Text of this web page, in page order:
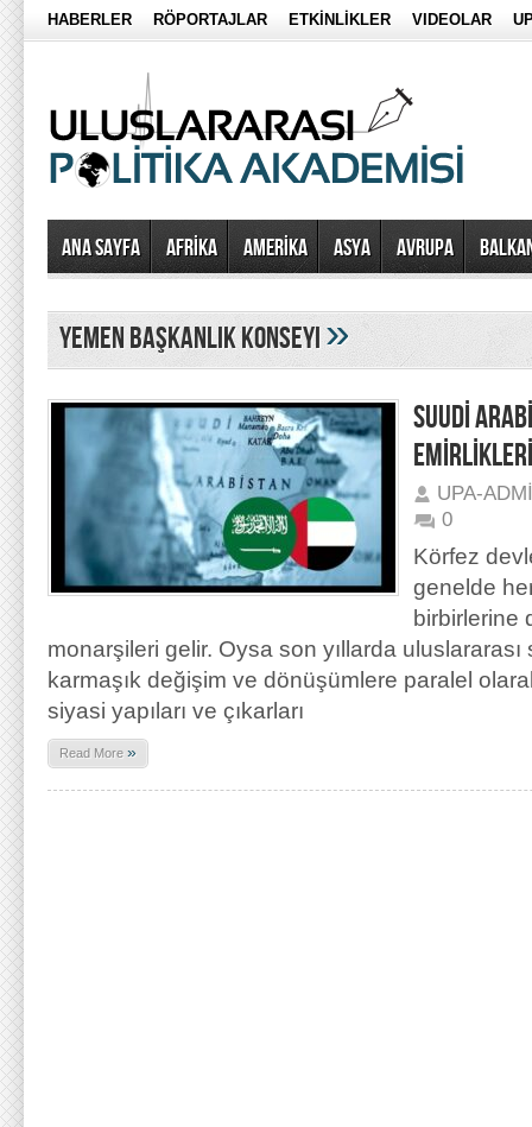
HABERLER RÖPORTAJLAR ETKİNLİKLER VIDEOLAR
Ana Sayfa AFRİKA AMERİKA ASYA AVRUPA
yemen başkanlık konseyi»
SUUDİ
UPA-
0
Körfez
genelde
birbirlerine
monarşileri gelir. Oysa son yıllarda uluslararası
karmaşık değişim ve dönüşümlere paralel
siyasi yapıları ve çıkarları
Read More »